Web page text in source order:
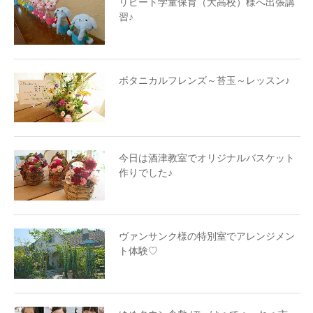
習♪
ボタニカルフレンズ～苔玉～レッスン♪
今日は酒津教室でオリジナルバスケット
作りでした♪
ヴァンサンク様の特別室でアレンジメン
ト体験♡